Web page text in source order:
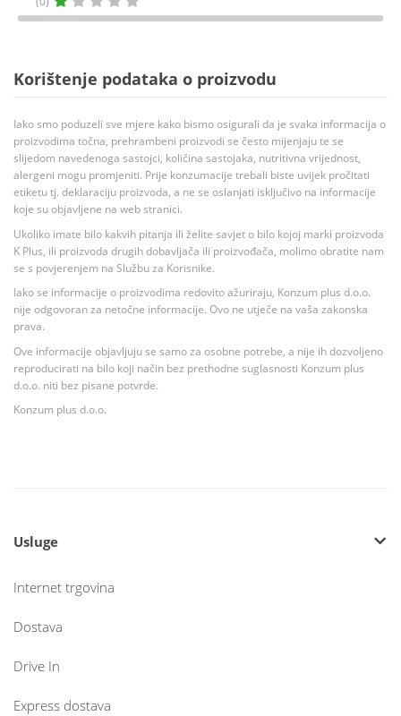
Korištenje podataka o proizvodu
Iako smo poduzeli sve mjere kako bismo osigurali da je svaka informacija o
proizvodima točna, prehrambeni proizvodi se često mijenjaju te se
slijedom navedenoga sastojci, količina sastojaka, nutritivna vrijednost,
alergeni mogu promjeniti. Prije konzumacije trebali biste uvijek pročitati
etiketu tj. deklaraciju proizvoda, a ne se oslanjati isključivo na informacije
koje su objavljene na web stranici.
Ukoliko imate bilo kakvih pitanja ili želite savjet o bilo kojoj marki proizvoda
K Plus, ili proizvoda drugih dobavljača ili proizvođača, molimo obratite nam
se s povjerenjem na Službu za Korisnike.
Iako se informacije o proizvodima redovito ažuriraju, Konzum plus d.o.o.
nije odgovoran za netočne informacije. Ovo ne utječe na vaša zakonska
prava.
Ove informacije objavljuju se samo za osobne potrebe, a nije ih dozvoljeno
reproducirati na bilo koji način bez prethodne suglasnosti Konzum plus
d.o.o. niti bez pisane potvrde.
Konzum plus d.o.o.
Usluge
Internet trgovina
Dostava
Drive In
Express dostava